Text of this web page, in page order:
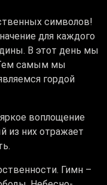
символов!
для каждого
В этот день мы
самым мы
гордой
воплощение
из них отражает
Гимн –